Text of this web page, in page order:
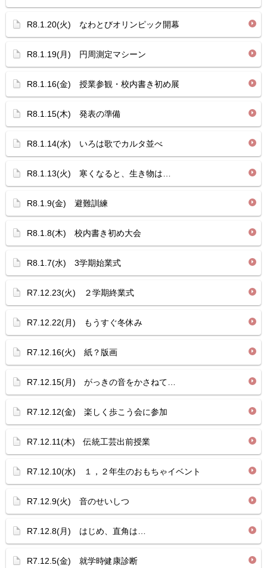
R8.1.20(火) なわとびオリンピック開幕
R8.1.19(月) 円周測定マシーン
R8.1.16(金) 授業参観・校内書き初め展
R8.1.15(木) 発表の準備
R8.1.14(水) いろは歌でカルタ並べ
R8.1.13(火) 寒くなると、生き物は…
R8.1.9(金) 避難訓練
R8.1.8(木) 校内書き初め大会
R8.1.7(水) 3学期始業式
R7.12.23(火) ２学期終業式
R7.12.22(月) もうすぐ冬休み
R7.12.16(火) 紙？版画
R7.12.15(月) がっきの音をかさねて…
R7.12.12(金) 楽しく歩こう会に参加
R7.12.11(木) 伝統工芸出前授業
R7.12.10(水) １，２年生のおもちゃイベント
R7.12.9(火) 音のせいしつ
R7.12.8(月) はじめ、直角は…
R7.12.5(金) 就学時健康診断